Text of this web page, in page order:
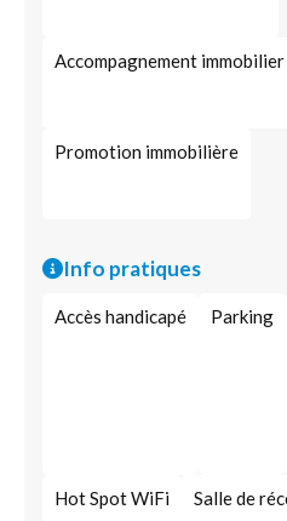
Accompagnement immobilier
Promotion immobilière
Info pratiques
Accès handicapé Parking
Hot Spot WiFi Salle de